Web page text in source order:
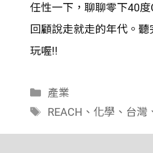
EMBED
任性一下，聊聊零下40度
回顧說走就走的年代。
玩喔!!
分
類
產業
標
REACH 、 化學 、 台灣